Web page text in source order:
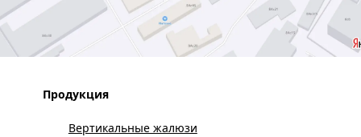
Продукция
Вертикальные жалюзи